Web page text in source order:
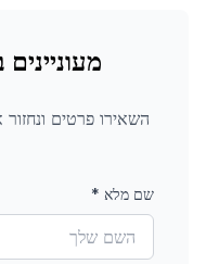
השאירו פרטים
שם מלא *